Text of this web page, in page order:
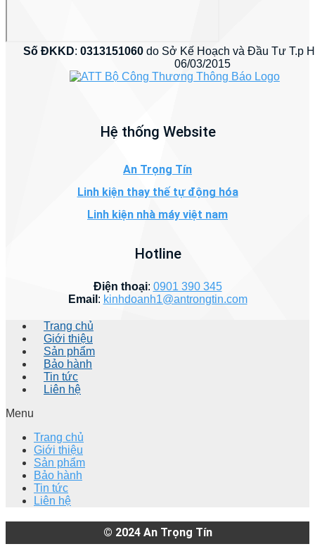
Số ĐKKD:0313151060 do Sở Kế Hoạch và Đầu Tư T.p
06/03/2015
Hệ thống Website
An Trọng Tín
Linh kiện thay thế tự động hóa
Linh kiện nhà máy việt nam
Hotline
Điện thoại: 0901 390 345
Email : kinhdoanh1@antrongtin.com
Trang chủ
Giới thiệu
Sản phẩm
Bảo hành
Tin tức
Liên hệ
Menu
Trang chủ
Giới thiệu
Sản phẩm
Bảo hành
Tin tức
Liên hệ
© 2024 An Trọng Tín